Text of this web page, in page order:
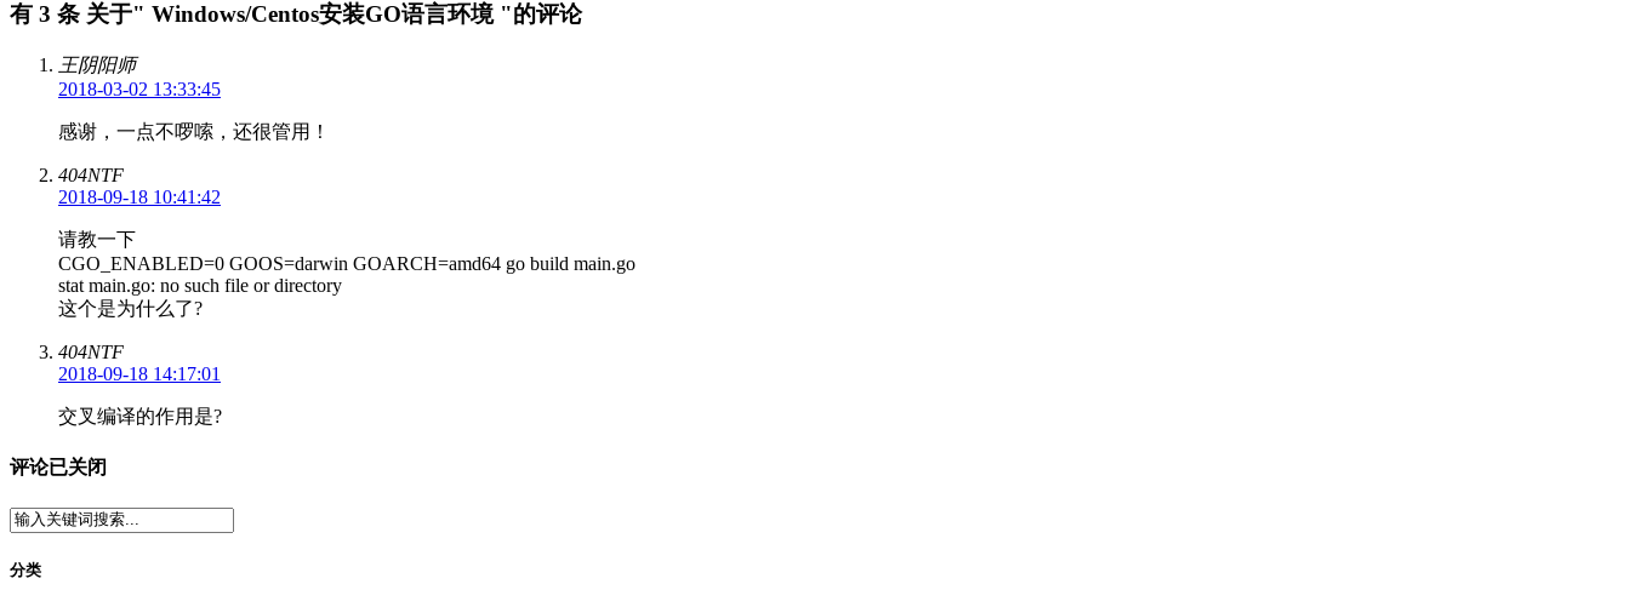
有 3 条 关于" Windows/Centos安装GO语言环境 "的评论
王阴阳师
2018-03-02 13:33:45
感谢，一点不啰嗦，还很管用！
404NTF
2018-09-18 10:41:42
请教一下
CGO_ENABLED=0 GOOS=darwin GOARCH=amd64 go build main.go
stat main.go: no such file or directory
这个是为什么了?
404NTF
2018-09-18 14:17:01
交叉编译的作用是?
评论已关闭
分类